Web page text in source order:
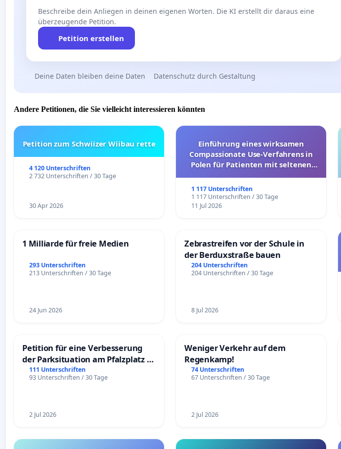
Beschreibe dein Anliegen in deinen eigenen Worten. Die KI erstellt dir daraus eine
überzeugende Petition.
Petition erstellen
Deine Daten bleiben deine Daten Datenschutz durch Gestaltung
Andere Petitionen, die Sie vielleicht interessieren könnten
Petition zum Schwiizer Wiibau rette
4 120 Unterschriften
2 732 Unterschriften / 30 Tage
30 Apr 2026
Einführung eines wirksamen
Compassionate Use-Verfahrens in
Polen für Patienten mit seltenen
1 117 Unterschriften
1 117 Unterschriften / 30 Tage
11 Jul 2026
1 Milliarde für freie Medien
293 Unterschriften
213 Unterschriften / 30 Tage
24 Jun 2026
Zebrastreifen vor der Schule in
der Berduxstraße bauen
204 Unterschriften
204 Unterschriften / 30 Tage
8 Jul 2026
Petition für eine Verbesserung
der Parksituation am Pfalzplatz in
Mannheim
111 Unterschriften
93 Unterschriften / 30 Tage
2 Jul 2026
Weniger Verkehr auf dem
Regenkamp!
74 Unterschriften
67 Unterschriften / 30 Tage
2 Jul 2026